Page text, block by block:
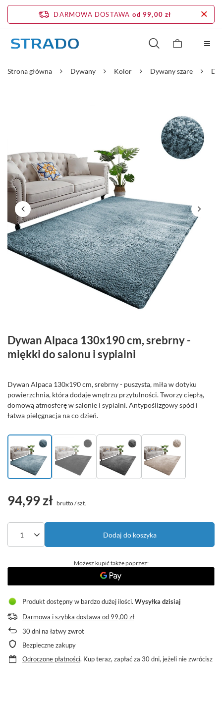
DARMOWA DOSTAWA od 99,00 zł
Strona główna Dywany Kolor Dywany szare
Dywan Alpaca 130x190 cm, srebrny -
miękki do salonu i sypialni
Dywan Alpaca 130x190 cm, srebrny - puszysta, miła w dotyku
powierzchnia, która dodaje wnętrzu przytulności. Tworzy ciepłą,
domową atmosferę w salonie i sypialni. Antypoślizgowy spód i
łatwa pielęgnacja na co dzień.
94,99 zł brutto/szt.
Dodaj do koszyka
Możesz kupić także poprzez:
Produkt dostępny w bardzo dużej ilości Wysyłka dzisiaj
Darmowa i szybka dostawa od 99,00 zł
30dni na łatwy zwrot
Bezpieczne zakupy
Odroczone płatności. Kup teraz, zapłać za 30 dni, jeżeli nie zwrócisz